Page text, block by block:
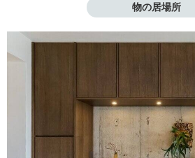
物の居場所